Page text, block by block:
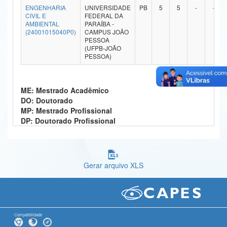
Ministério da Ciência, Tecnologia, Inovações e Comunicações
Ministério do Meio Ambiente
Controladoria-Geral da União
Ministério da Mulher, da Família e dos Direitos Humanos
Banco Central do Brasil
ENGENHARIA
CIVIL E
AMBIENTAL
(24001015040P0)
UNIVERSIDADE
FEDERAL DA
PARAÍBA -
CAMPUS JOÃO
PESSOA
(UFPB-JOÃO
PESSOA)
PB 5 5 - -
ME: Mestrado Acadêmico
DO: Doutorado
MP: Mestrado Profissional
DP: Doutorado Profissional
Gerar arquivo XLS
Compatibilidade